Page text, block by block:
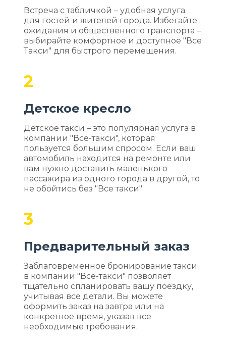
Встреча с табличкой – удобная услуга
для гостей и жителей города. Избегайте
ожидания и общественного транспорта –
выбирайте комфортное и доступное "Все
Такси" для быстрого перемещения.
2
Детское кресло
Детское такси – это популярная услуга в
компании "Все-такси", которая
пользуется большим спросом. Если ваш
автомобиль находится на ремонте или
вам нужно доставить маленького
пассажира из одного города в другой, то
не обойтись без "Все такси"
3
Предварительный заказ
Заблаговременное бронирование такси
в компании "Все-такси" позволяет
тщательно спланировать вашу поездку,
учитывая все детали. Вы можете
оформить заказ на завтра или на
конкретное время, указав все
необходимые требования.